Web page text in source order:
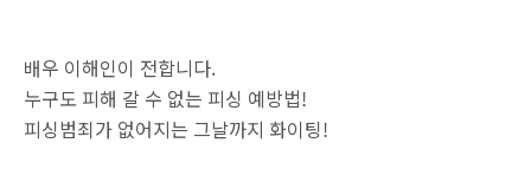
배우 이해인이 전합니다.
누구도 피해 갈 수 없는 피싱 예방법!
‪‎피싱범죄가 없어지는 그날까지 화이팅‬!